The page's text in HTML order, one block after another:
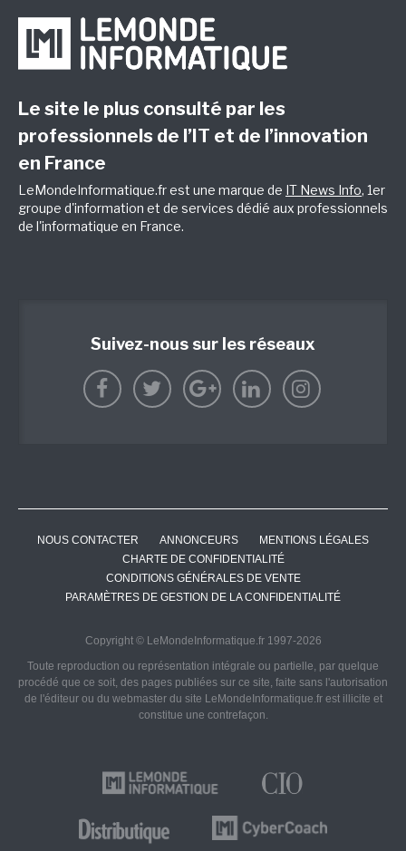
Le site le plus consulté par les
professionnels de l’IT et de l’innovation
en France
LeMondeInformatique.fr est une marque de IT News Info, 1er
groupe d'information et de services dédié aux professionnels
de l'informatique en France.
Suivez-nous sur les réseaux
NOUS CONTACTER ANNONCEURS
MENTIONS LÉGALES
CHARTE DE CONFIDENTIALITÉ
CONDITIONS GÉNÉRALES DE VENTE
PARAMÈTRES DE GESTION DE LA CONFIDENTIALITÉ
Copyright © LeMondeInformatique.fr 1997-2026
Toute reproduction ou représentation intégrale ou partielle, par quelque
procédé que ce soit, des pages publiées sur ce site, faite sans l'autorisation
de l'éditeur ou du webmaster du site LeMondeInformatique.fr est illicite et
constitue une contrefaçon.